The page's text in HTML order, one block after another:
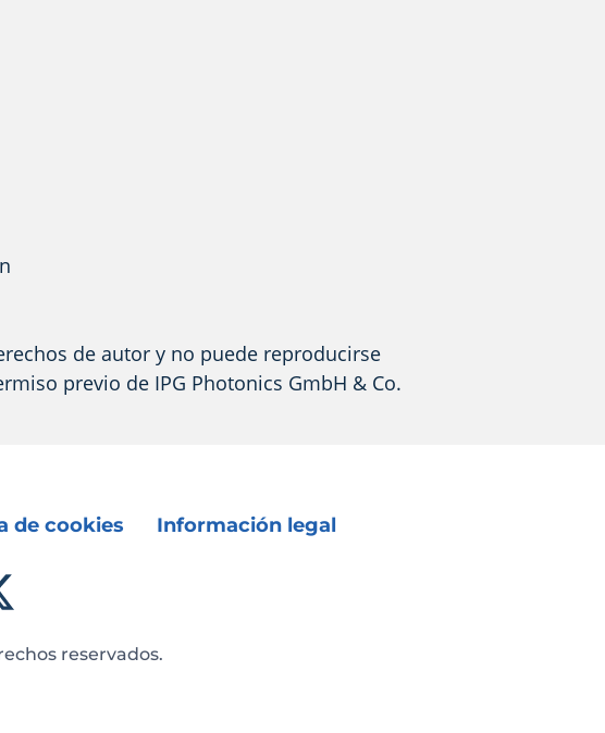
de autor y no puede reproducirse
previo de IPG Photonics GmbH & Co.
de cookies Información legal
reservados.